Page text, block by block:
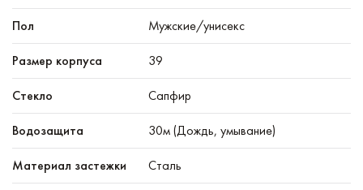
Пол Мужские/унисекс
Размер корпуса 39
Стекло Сапфир
Водозащита 30м (Дождь, умывание)
Материал застежки Сталь